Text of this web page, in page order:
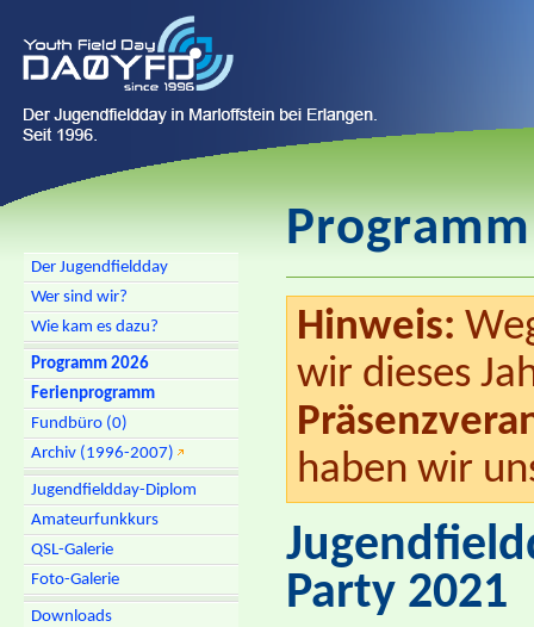
Der Jugendfieldday
Wer sind wir?
Wie kam es dazu?
Programm 2026
Ferienprogramm
Fundbüro (0)
Archiv (1996-2007)
Jugendfieldday-Diplom
Amateurfunkkurs
QSL-Galerie
Foto-Galerie
Downloads
Hinweis:
wir dieses
haben wir
Party 2021